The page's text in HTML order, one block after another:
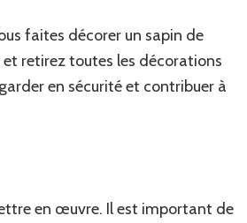
faites décorer un sapin de
et retirez toutes les décorations
en sécurité et contribuer à
en œuvre. Il est important de